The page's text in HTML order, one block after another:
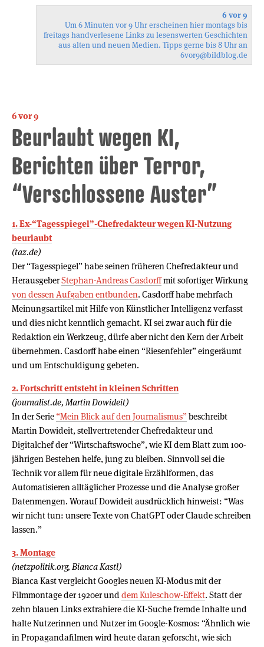
6 vor 9
Um 6 Minuten vor 9 Uhr erscheinen hier montags bis
freitags handverlesene Links zu lesenswerten Geschichten
aus alten und neuen Medien. Tipps gerne bis 8 Uhr an
6vor9@bildblog.de
6 vor 9
Beurlaubt wegen KI,
Berichten über Terror,
“Verschlossene Auster”
1. Ex-“Tagesspiegel”-Chefredakteur wegen KI-Nutzung
beurlaubt
(taz.de)
Der “Tagesspiegel” habe seinen früheren Chefredakteur und
HerausgeberStephan-Andreas Casdorffmit sofortiger Wirkung
von dessen Aufgaben entbunden. Casdorff habe mehrfach
Meinungsartikel mit Hilfe von Künstlicher Intelligenz verfasst
und dies nicht kenntlich gemacht. KI sei zwar auch für die
Redaktion ein Werkzeug, dürfe aber nicht den Kern der Arbeit
übernehmen. Casdorff habe einen “Riesenfehler” eingeräumt
und um Entschuldigung gebeten.
2. Fortschritt entsteht in kleinen Schritten
(journalist.de, Martin Dowideit)
In der Serie “Mein Blick auf den Journalismus”beschreibt
Martin Dowideit, stellvertretender Chefredakteur und
Digitalchef der “Wirtschaftswoche”, wie KI dem Blatt zum 100-
jährigen Bestehen helfe, jung zu bleiben. Sinnvoll sei die
Technik vor allem für neue digitale Erzählformen, das
Automatisieren alltäglicher Prozesse und die Analyse großer
Datenmengen. Worauf Dowideit ausdrücklich hinweist: “Was
wir nicht tun: unsere Texte von ChatGPT oder Claude schreiben
lassen.”
3. Montage
(netzpolitik.org, Bianca Kastl)
Bianca Kast vergleicht Googles neuen KI-Modus mit der
Filmmontage der 1920er unddem Kuleschow-Effekt. Statt der
zehn blauen Links extrahiere die KI-Suche fremde Inhalte und
halte Nutzerinnen und Nutzer im Google-Kosmos: “Ähnlich wie
in Propagandafilmen wird heute daran geforscht, wie sich